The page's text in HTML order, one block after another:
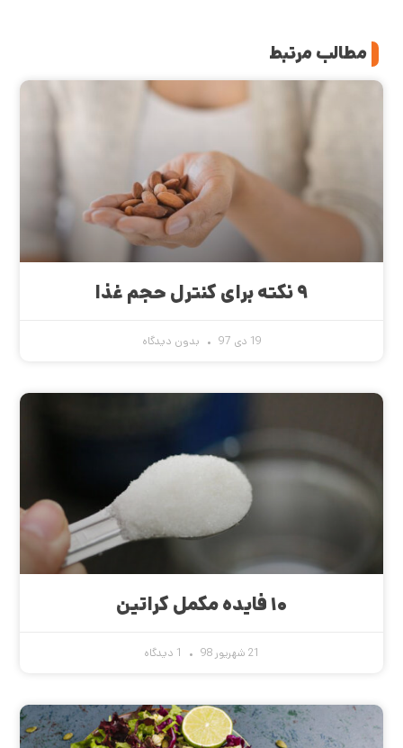
مطالب مرتبط
۹ نکته برای کنترل حجم غذا
19 دی 97 بدون دیدگاه
۱۰ فایده مکمل کراتین
21 شهریور 98